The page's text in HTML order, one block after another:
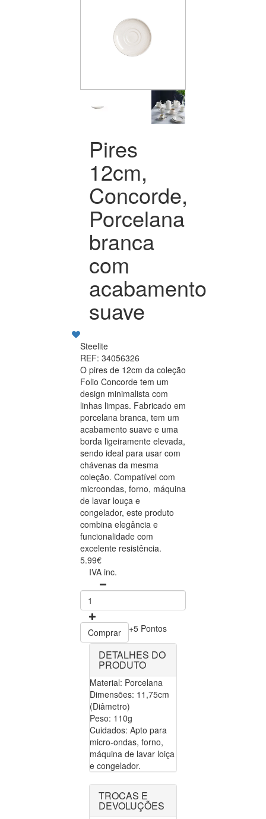
Pires
12cm,
Concorde,
Porcelana
branca
com
acabamento
suave
Steelite
REF: 34056326
O pires de 12cm da coleção
Folio Concorde tem um
design minimalista com
linhas limpas. Fabricado em
porcelana branca, tem um
acabamento suave e uma
borda ligeiramente elevada,
sendo ideal para usar com
chávenas da mesma
coleção. Compatível com
microondas, forno, máquina
de lavar louça e
congelador, este produto
combina elegância e
funcionalidade com
excelente resistência.
5.99€
IVA inc.
Comprar +5 Pontos
DETALHES DO
PRODUTO
Material: Porcelana
Dimensões: 11,75cm
(Diâmetro)
Peso: 110g
Cuidados: Apto para
micro-ondas, forno,
máquina de lavar loiça
e congelador.
TROCAS E
DEVOLUÇÕES